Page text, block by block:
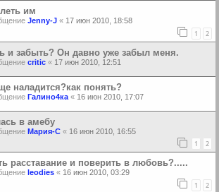
им
Jenny-J « 17 июн 2010, 18:58
1 2
и забыть? Oн давно уже забыл меня.
critic « 17 июн 2010, 12:51
наладится?как понять?
Галино4ка « 16 июн 2010, 17:07
в амебу
Мария-С « 16 июн 2010, 16:55
1 2
расставание и поверить в любовь?.....
leodies « 16 июн 2010, 03:29
1 2